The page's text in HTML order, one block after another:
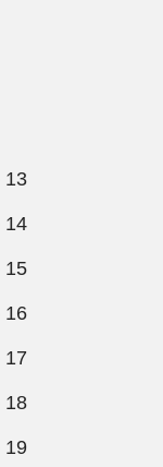
13
14
15
16
17
18
19